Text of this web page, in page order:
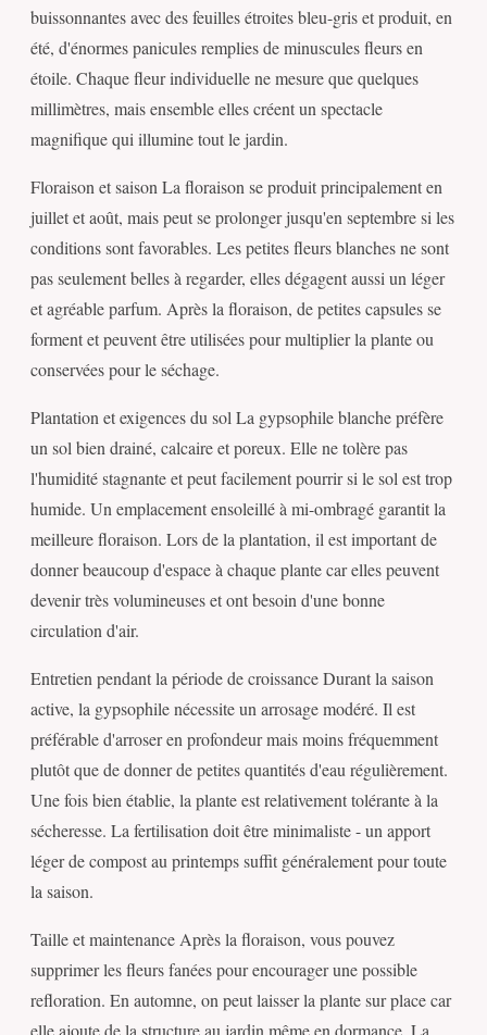
buissonnantes avec des feuilles étroites bleu-gris et produit, en
été, d'énormes panicules remplies de minuscules fleurs en
étoile. Chaque fleur individuelle ne mesure que quelques
millimètres, mais ensemble elles créent un spectacle
magnifique qui illumine tout le jardin.
Floraison et saison La floraison se produit principalement en
juillet et août, mais peut se prolonger jusqu'en septembre si les
conditions sont favorables. Les petites fleurs blanches ne sont
pas seulement belles à regarder, elles dégagent aussi un léger
et agréable parfum. Après la floraison, de petites capsules se
forment et peuvent être utilisées pour multiplier la plante ou
conservées pour le séchage.
Plantation et exigences du sol La gypsophile blanche préfère
un sol bien drainé, calcaire et poreux. Elle ne tolère pas
l'humidité stagnante et peut facilement pourrir si le sol est trop
humide. Un emplacement ensoleillé à mi-ombragé garantit la
meilleure floraison. Lors de la plantation, il est important de
donner beaucoup d'espace à chaque plante car elles peuvent
devenir très volumineuses et ont besoin d'une bonne
circulation d'air.
Entretien pendant la période de croissance Durant la saison
active, la gypsophile nécessite un arrosage modéré. Il est
préférable d'arroser en profondeur mais moins fréquemment
plutôt que de donner de petites quantités d'eau régulièrement.
Une fois bien établie, la plante est relativement tolérante à la
sécheresse. La fertilisation doit être minimaliste - un apport
léger de compost au printemps suffit généralement pour toute
la saison.
Taille et maintenance Après la floraison, vous pouvez
supprimer les fleurs fanées pour encourager une possible
refloration. En automne, on peut laisser la plante sur place car